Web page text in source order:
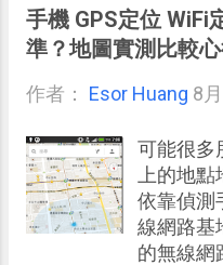
戲非常值
的：「
嗎？都是
作方式並
火車都誤
「早知道
車，還是
公車通
市公車
另外一款
動態」，
火車每站
手機 GPS定位 WiFi
準？地圖實測比較
作者： Esor Huang 8
可能很多
上的地
依靠偵測
線網路基
的無線網